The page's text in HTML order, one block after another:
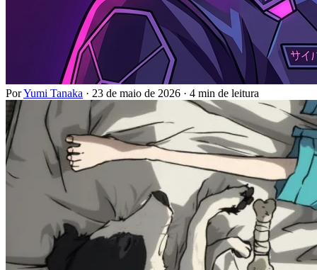
PorYumi Tanaka · 23 de maio de 2026 · 4 min de leitura